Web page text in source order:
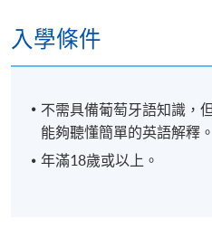
入學條件
不需具備葡萄牙語知識，
能夠聽懂簡單的英語解釋。
年滿18歲或以上。